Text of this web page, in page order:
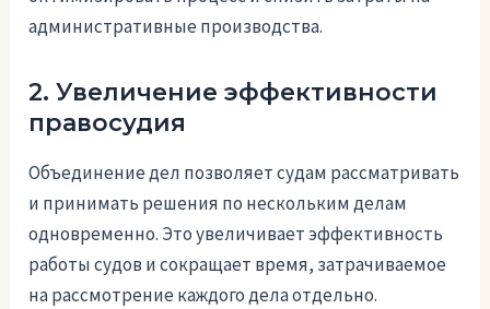
административные производства.
2. Увеличение эффективности
правосудия
Объединение дел позволяет судам рассматривать
и принимать решения по нескольким делам
одновременно. Это увеличивает эффективность
работы судов и сокращает время, затрачиваемое
на рассмотрение каждого дела отдельно.